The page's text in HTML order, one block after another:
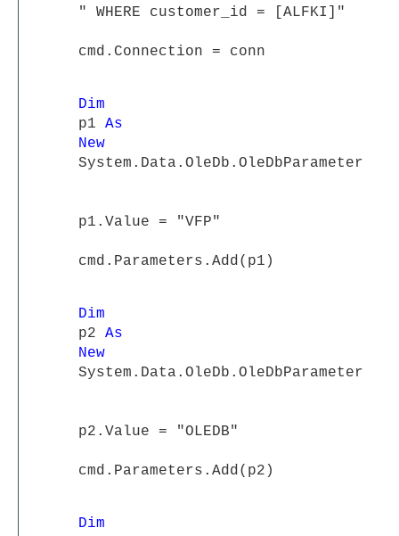
" WHERE customer_id = [ALFKI]"
cmd.Connection = conn
Dim
p1 As
New
System.Data.OleDb.OleDbParameter
p1.Value = "VFP"
cmd.Parameters.Add(p1)
Dim
p2 As
New
System.Data.OleDb.OleDbParameter
p2.Value = "OLEDB"
cmd.Parameters.Add(p2)
Dim